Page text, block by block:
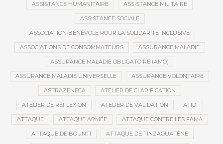
ASSISTANCE HUMANITAIRE ASSISTANCE MILITAIRE
ASSISTANCE SOCIALE
ASSOCIATION BÉNÉVOLE POUR LA SOLIDARITÉ INCLUSIVE
ASSOCIATIONS DE CONSOMMATEURS ASSURANCE MALADIE
ASSURANCE MALADIE OBLIGATOIRE (AMO)
ASSURANCE MALADIE UNIVERSELLE ASSURANCE VOLONTAIRE
ASTRAZENECA ATELIER DE CLARIFICATION
ATELIER DE RÉFLEXION ATELIER DE VALIDATION ATIDI
ATTAQUE ATTAQUE ARMÉE ATTAQUE CONTRE LES FAMA
ATTAQUE DE BOUNTI ATTAQUE DE TINZAOUATÈNE